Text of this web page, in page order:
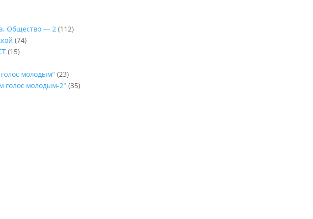
Общество — 2 (112)
(74)
(15)
молодым" (23)
голос молодым-2" (35)